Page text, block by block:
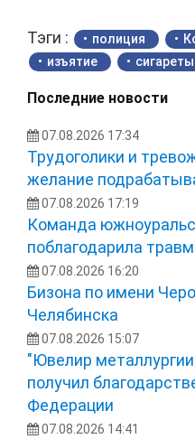
Тэги : полиция
изъятие
сигареты
Последние новости
07.08.2026 17:34
Трудоголики и
желание
07.08.2026 17:19
Команда
поблагодарила
07.08.2026 16:20
Бизона по имени
Челябинска
07.08.2026 15:07
"Ювелир
получил
Федерации
07.08.2026 14:41